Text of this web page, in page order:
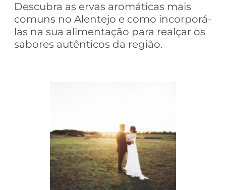
Descubra as ervas aromáticas mais
comuns no Alentejo e como incorporá-
las na sua alimentação para realçar os
sabores autênticos da região.